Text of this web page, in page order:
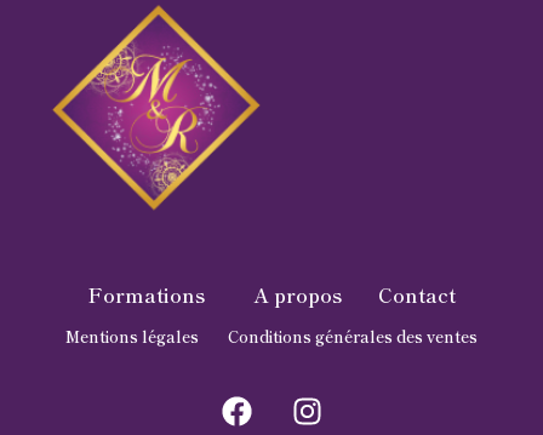
Formations A propos Contact
Mentions légales Conditions générales des ventes